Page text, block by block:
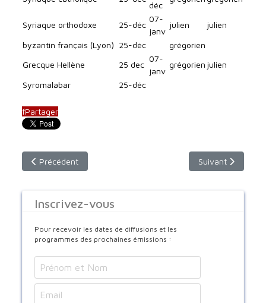
déc
Syriaque orthodoxe 25-déc
07-
janv
julien
julien
byzantin français (Lyon) 25-déc
grégorien
Grecque Hellène
25 dec
07-
janv
grégorien julien
Syromalabar
25-déc
fPartager
Article précédent : toutes les Eglises ne suivent pas le même
Précédent Article suivant :
Suivant
Inscrivez-vous
Pour recevoir les dates de diffusions et les
programmes des prochaines émissions :